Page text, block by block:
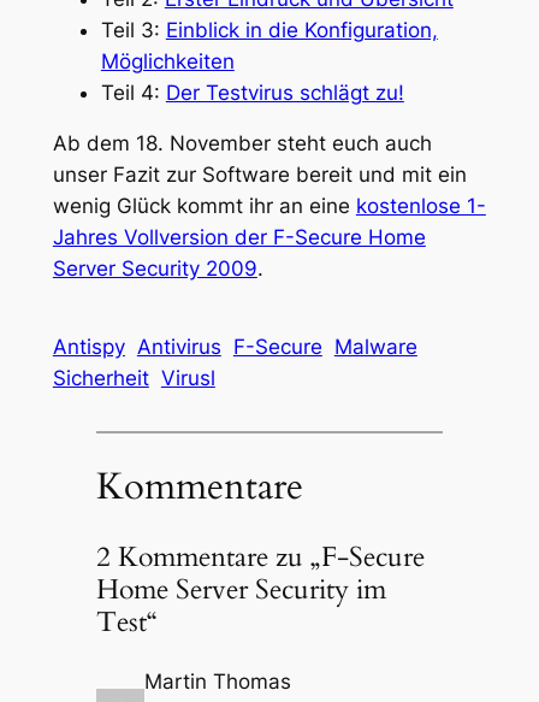
Teil 3: Einblick in die Konfiguration,
Möglichkeiten
Teil 4: Der Testvirus schlägt zu!
Ab dem 18. November steht euch auch
unser Fazit zur Software bereit und mit ein
wenig Glück kommt ihr an eine kostenlose 1-
Jahres Vollversion der F-Secure Home
Server Security 2009.
Antispy Antivirus F-Secure Malware
Sicherheit Virusl
Kommentare
2 Kommentare zu „F-Secure
Home Server Security im
Test“
Martin Thomas